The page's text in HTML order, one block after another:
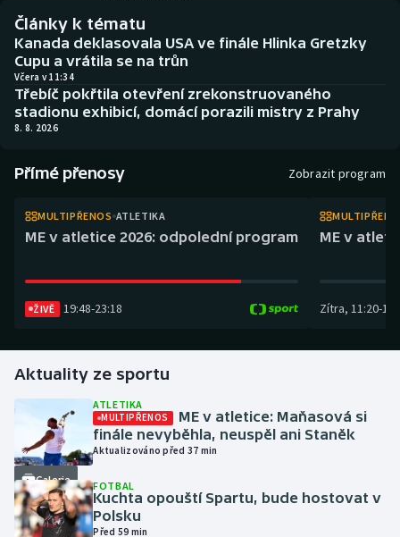
Basketbal
Biatlon
Boby a skeleton
Box
Curling
Dostihy
Futsal
Golf
Gymnastika
Házená
Aplikace ČT sport
AZ kvíz
Články k tématu
Kanada deklasovala USA ve finále Hlinka Gretzky
Cupu a vrátila se na trůn
Včera v 11:34
Třebíč pokřtila otevření zrekonstruovaného
stadionu exhibicí, domácí porazili mistry z Prahy
8. 8. 2026
Přímé přenosy Zobrazit program
MULTIPŘENOS ATLETIKA
ME v atletice 2026: odpolední program
ŽIVĚ 19:48-23:18
ME v
Zítra, 11:20-
Aktuality ze sportu
Galerie
ATLETIKA
MULTIPŘENOS
ME v atletice: Maňasová si
finále nevyběhla, neuspěl ani Staněk
Aktualizováno před 37 min
FOTBAL
Kuchta opouští Spartu, bude hostovat v
Polsku
Před 59 min